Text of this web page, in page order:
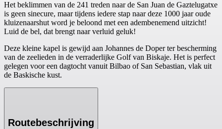
Het beklimmen van de 241 treden naar de San Juan de Gaztelugatxe
is geen sinecure, maar tijdens iedere stap naar deze 1000 jaar oude
kluizenaarshut word je beloond met een adembenemend uitzicht!
Luid de bel, dat brengt naar verluid geluk!
Deze kleine kapel is gewijd aan Johannes de Doper ter bescherming
van de zeelieden in de verraderlijke Golf van Biskaje. Het is perfect
gelegen voor een dagtocht vanuit Bilbao of San Sebastian, vlak uit
de Baskische kust.
Routebeschrijving